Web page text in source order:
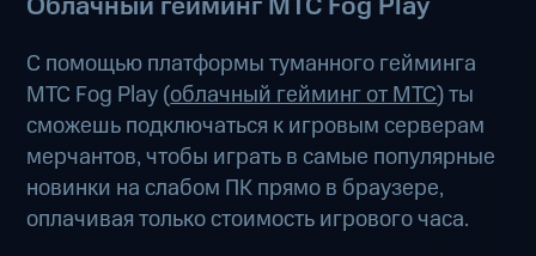
С помощью платформы туманного гейминга
МТС Fog Play (облачный гейминг от МТС) ты
сможешь подключаться к игровым серверам
мерчантов, чтобы играть в самые популярные
новинки на слабом ПК прямо в браузере,
оплачивая только стоимость игрового часа.